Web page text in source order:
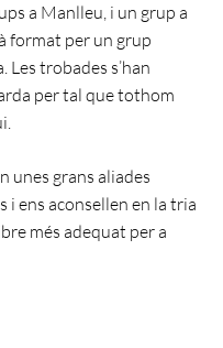
a Manlleu, i un grup a
format per un grup
trobades s’han
per tal que tothom
unes grans aliades
i ens aconsellen en la tria
més adequat per a